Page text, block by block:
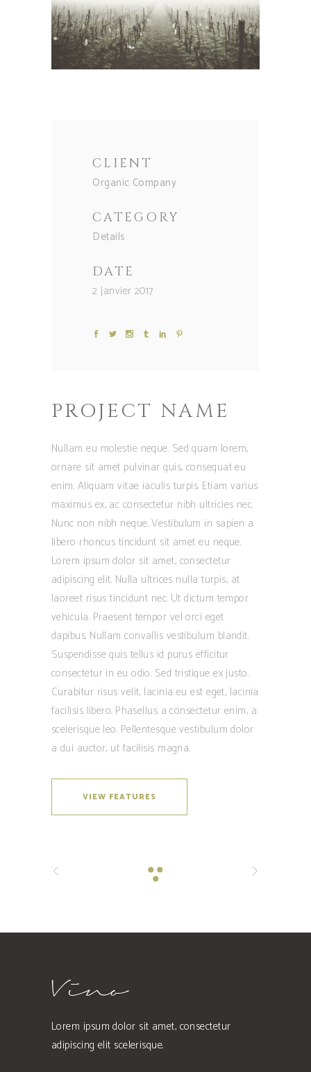
CLIENT
Organic Company
CATEGORY
Details
DATE
2 janvier 2017
PROJECT NAME
Nullam eu molestie neque. Sed quam lorem,
ornare sit amet pulvinar quis, consequat eu
enim. Aliquam vitae iaculis turpis. Etiam varius
maximus ex, ac consectetur nibh ultricies nec.
Nunc non nibh neque. Vestibulum in sapien a
libero rhoncus tincidunt sit amet eu neque.
Lorem ipsum dolor sit amet, consectetur
adipiscing elit. Nulla ultrices nulla turpis, at
laoreet risus tincidunt nec. Ut dictum tempor
vehicula. Praesent tempor vel orci eget
dapibus. Nullam convallis vestibulum blandit.
Suspendisse quis tellus id purus efficitur
consectetur in eu odio. Sed tristique ex justo.
Curabitur risus velit, lacinia eu est eget, lacinia
facilisis libero. Phasellus a consectetur enim, a
scelerisque leo. Pellentesque vestibulum dolor
a dui auctor, ut facilisis magna.
VIEW FEATURES
Lorem ipsum dolor sit amet, consectetur
adipiscing elit scelerisque.